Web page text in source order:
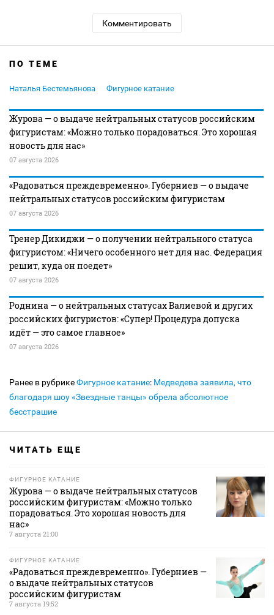
Комментировать
ПО ТЕМЕ
Наталья Бестемьянова Фигурное катание
Журова — о выдаче нейтральных статусов российским
фигуристам: «Можно только порадоваться. Это хорошая
новость для нас»
07 августа 2026
«Радоваться преждевременно». Губерниев — о выдаче
нейтральных статусов российским фигуристам
07 августа 2026
Тренер Дикиджи — о получении нейтрального статуса
фигуристом: «Ничего особенного нет для нас. Федерация
решит, куда он поедет»
07 августа 2026
Роднина — о нейтральных статусах Валиевой и других
российских фигуристов: «Супер! Процедура допуска
идёт — это самое главное»
07 августа 2026
Ранее в рубрикеФигурное катание: Медведева заявила, что
благодаря шоу «Звездные танцы» обрела абсолютное
бесстрашие
ЧИТАТЬ ЕЩЕ
ФИГУРНОЕ КАТАНИЕ
Журова — о выдаче нейтральных статусов
российским фигуристам: «Можно только
порадоваться. Это хорошая новость для
нас»
7 августа 21:00
ФИГУРНОЕ КАТАНИЕ
«Радоваться преждевременно». Губерниев —
о выдаче нейтральных статусов
российским фигуристам
7 августа 19:52